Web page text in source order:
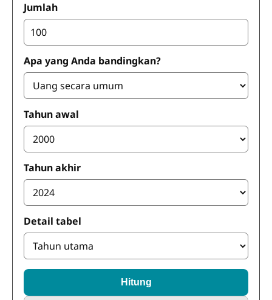
Jumlah
Apa yang Anda bandingkan?
Tahun awal
Tahun akhir
Detail tabel
Hitung